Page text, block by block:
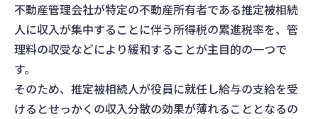
不動産管理会社が特定の不動産所有者である推定被相続
人に収入が集中することに伴う所得税の累進税率を、管
理料の収受などにより緩和することが主目的の一つで
す。
そのため、推定被相続人が役員に就任し給与の支給を受
けるとせっかくの収入分散の効果が薄れることとなるの